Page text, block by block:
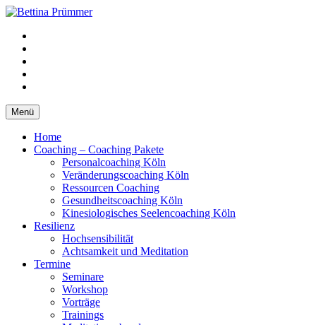
Springe
Inhalt
Menü
Home
Coaching – Coaching Pakete
Personalcoaching Köln
Veränderungscoaching Köln
Ressourcen Coaching
Gesundheitscoaching Köln
Kinesiologisches Seelencoaching Köln
Resilienz
Hochsensibilität
Achtsamkeit und Meditation
Termine
Seminare
Workshop
Vorträge
Trainings